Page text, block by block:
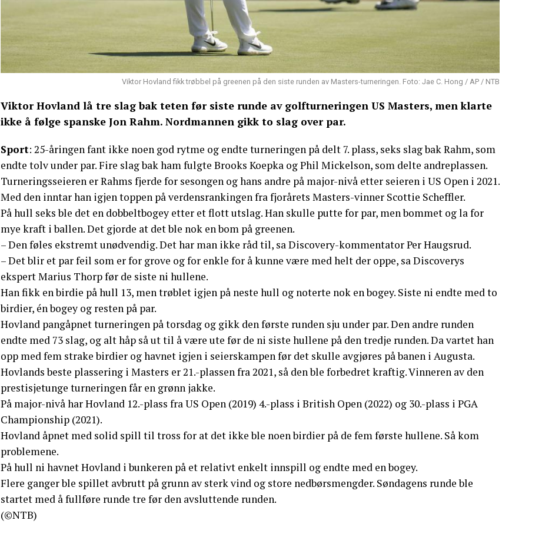
Viktor Hovland fikk trøbbel på greenen på den siste runden av Masters-turneringen. Foto: Jae C. Hong / AP / NTB
Viktor Hovland lå tre slag bak teten før siste runde av golfturneringen US Masters, men klarte
ikke å følge spanske Jon Rahm. Nordmannen gikk to slag over par.
Sport: 25-åringen fant ikke noen god rytme og endte turneringen på delt 7. plass, seks slag bak Rahm, som
endte tolv under par. Fire slag bak ham fulgte Brooks Koepka og Phil Mickelson, som delte andreplassen.
Turneringsseieren er Rahms fjerde for sesongen og hans andre på major-nivå etter seieren i US Open i 2021.
Med den inntar han igjen toppen på verdensrankingen fra fjorårets Masters-vinner Scottie Scheffler.
På hull seks ble det en dobbeltbogey etter et flott utslag. Han skulle putte for par, men bommet og la for
mye kraft i ballen. Det gjorde at det ble nok en bom på greenen.
– Den føles ekstremt unødvendig. Det har man ikke råd til, sa Discovery-kommentator Per Haugsrud.
– Det blir et par feil som er for grove og for enkle for å kunne være med helt der oppe, sa Discoverys
ekspert Marius Thorp før de siste ni hullene.
Han fikk en birdie på hull 13, men trøblet igjen på neste hull og noterte nok en bogey. Siste ni endte med to
birdier, én bogey og resten på par.
Hovland pangåpnet turneringen på torsdag og gikk den første runden sju under par. Den andre runden
endte med 73 slag, og alt håp så ut til å være ute før de ni siste hullene på den tredje runden. Da vartet han
opp med fem strake birdier og havnet igjen i seierskampen før det skulle avgjøres på banen i Augusta.
Hovlands beste plassering i Masters er 21.-plassen fra 2021, så den ble forbedret kraftig. Vinneren av den
prestisjetunge turneringen får en grønn jakke.
På major-nivå har Hovland 12.-plass fra US Open (2019) 4.-plass i British Open (2022) og 30.-plass i PGA
Championship (2021).
Hovland åpnet med solid spill til tross for at det ikke ble noen birdier på de fem første hullene. Så kom
problemene.
På hull ni havnet Hovland i bunkeren på et relativt enkelt innspill og endte med en bogey.
Flere ganger ble spillet avbrutt på grunn av sterk vind og store nedbørsmengder. Søndagens runde ble
startet med å fullføre runde tre før den avsluttende runden.
(©NTB)